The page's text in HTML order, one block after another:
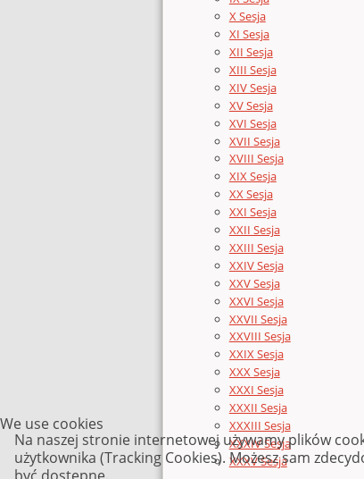
X Sesja
XI Sesja
XII Sesja
XIII Sesja
XIV Sesja
XV Sesja
XVI Sesja
XVII Sesja
XVIII Sesja
XIX Sesja
XX Sesja
XXI Sesja
XXII Sesja
XXIII Sesja
XXIV Sesja
XXV Sesja
XXVI Sesja
XXVII Sesja
XXVIII Sesja
XXIX Sesja
XXX Sesja
XXXI Sesja
XXXII Sesja
XXXIII Sesja
XXXIV Sesja
XXXV Sesja
We use cookies
Na naszej stronie internetowej używamy plików
użytkownika (Tracking Cookies). Możesz sam